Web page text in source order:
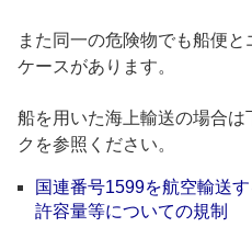
また同一の危険物でも船便
ケースがあります。
船を用いた海上輸送の場合
クを参照ください。
国連番号1599を航空輸送
許容量等についての規制